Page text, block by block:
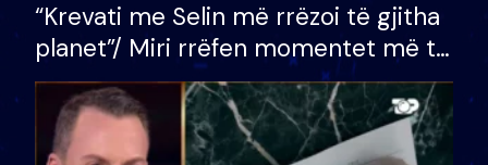
“Krevati me Selin më rrëzoi të gjitha
planet”/ Miri rrëfen momentet më të
bukura në shtëpinë e BB VIP: Do më
mungojë zilja e mëngjesit kur…